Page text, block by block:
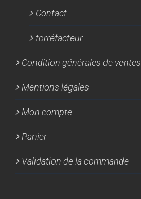
Contact
torréfacteur
Condition générales de ventes
Mentions légales
Mon compte
Panier
Validation de la commande